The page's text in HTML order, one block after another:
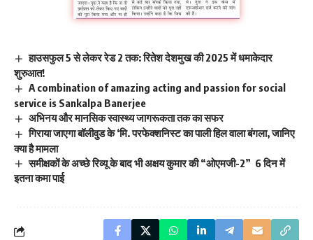
हाउसफुल 5 से लेकर रेड 2 तक: रितेश देशमुख की 2025 में धमाकेदार
शुरुआत!
A combination of amazing acting and passion for social
service is Sankalpa Banerjee
अभिनय और मानसिक स्वास्थ्य जागरूकता तक का सफर
गिराया जाएगा बॉलीवुड के ‘मि. परफेक्शनिस्ट का पाली हिल वाला बंगला, जानिए
क्या है मामला
समीक्षकों के अच्छे रिव्यू के बाद भी अक्षय कुमार की “ओएमजी-2” 6 दिन में
इतना कमा पाई